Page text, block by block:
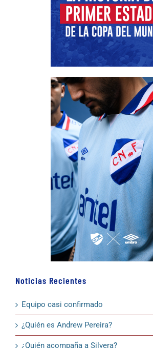
Noticias Recientes
Equipo casi confirmado
¿Quién es Andrew Pereira?
¿Quién acompaña a Silvera?